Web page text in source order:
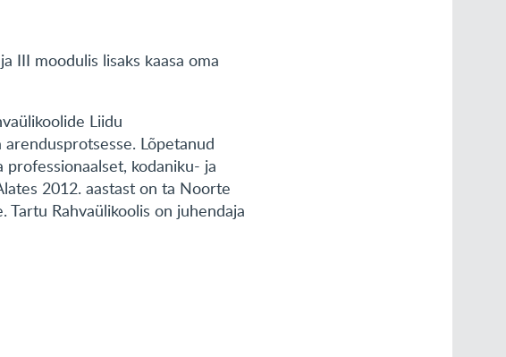
III moodulis lisaks kaasa oma
Liidu
Lõpetanud
kodaniku- ja
2012. aastast on ta Noorte
Rahvaülikoolis on juhendaja